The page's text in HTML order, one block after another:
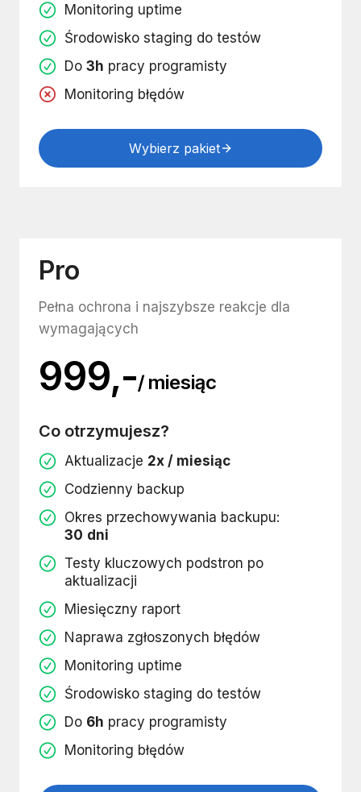
Monitoring uptime
Środowisko staging do testów
Do 3h pracy programisty
Monitoring błędów
Wybierz pakiet
Pro
Pełna ochrona i najszybsze reakcje dla
wymagających
999,-/ miesiąc
Co otrzymujesz?
Aktualizacje 2x / miesiąc
Codzienny backup
Okres przechowywania backupu:
30 dni
Testy kluczowych podstron po
aktualizacji
Miesięczny raport
Naprawa zgłoszonych błędów
Monitoring uptime
Środowisko staging do testów
Do 6h pracy programisty
Monitoring błędów